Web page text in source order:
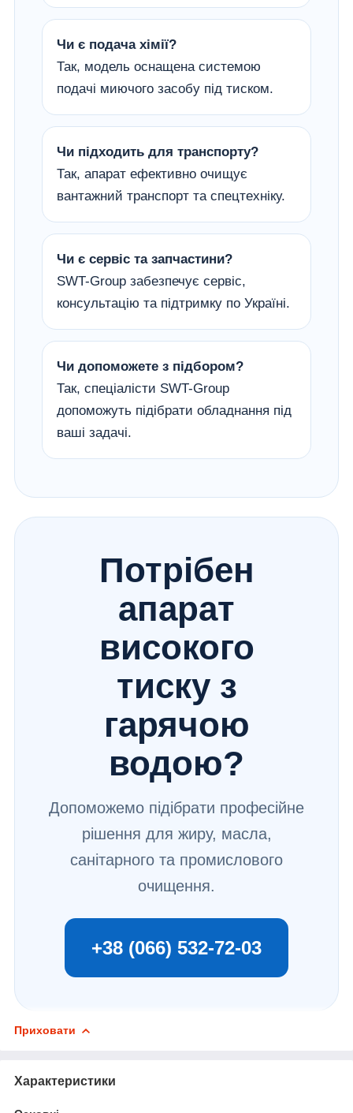
Чи є подача хімії?
Так, модель оснащена системою
подачі миючого засобу під тиском.
Чи підходить для транспорту?
Так, апарат ефективно очищує
вантажний транспорт та спецтехніку.
Чи є сервіс та запчастини?
SWT-Group забезпечує сервіс,
консультацію та підтримку по Україні.
Чи допоможете з підбором?
Так, спеціалісти SWT-Group
допоможуть підібрати обладнання під
ваші задачі.
Потрібен
апарат
високого
тиску з
гарячою
водою?
Допоможемо підібрати професійне
рішення для жиру, масла,
санітарного та промислового
очищення.
+38 (066) 532-72-03
Приховати
Характеристики